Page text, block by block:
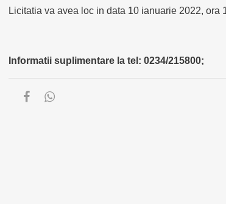
Licitatia va avea loc in data 10 ianuarie 2022,
Informatii suplimentare la tel: 0234/215800;